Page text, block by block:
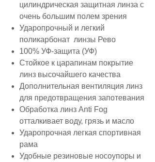
цилиндрическая защитная линза с
очень большим полем зрения
Ударопрочный и легкий
поликарбонат линзы Рево
100% УФ-защита (УФ)
Стойкое к царапинам покрытие
линз высочайшего качества
Дополнительная вентиляция линз
для предотвращения запотевания
Обработка линз Anti Fog
отталкивает воду, грязь и масло
Ударопрочная легкая спортивная
рама
Удобные резиновые носоупоры и